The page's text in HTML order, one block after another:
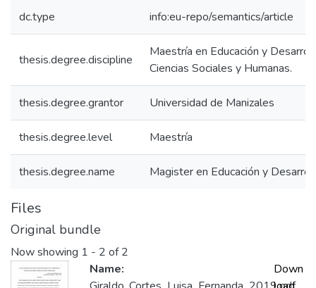
dc.type info:eu-repo/semantics/article
thesis.degree.discipline
Maestría en Educación y
Ciencias Sociales y Humanas.
thesis.degree.grantor Universidad de Manizales
thesis.degree.level Maestría
thesis.degree.name Magister en Educación y
Files
Original bundle
Now showing 1 - 2 of 2
Name:
Down